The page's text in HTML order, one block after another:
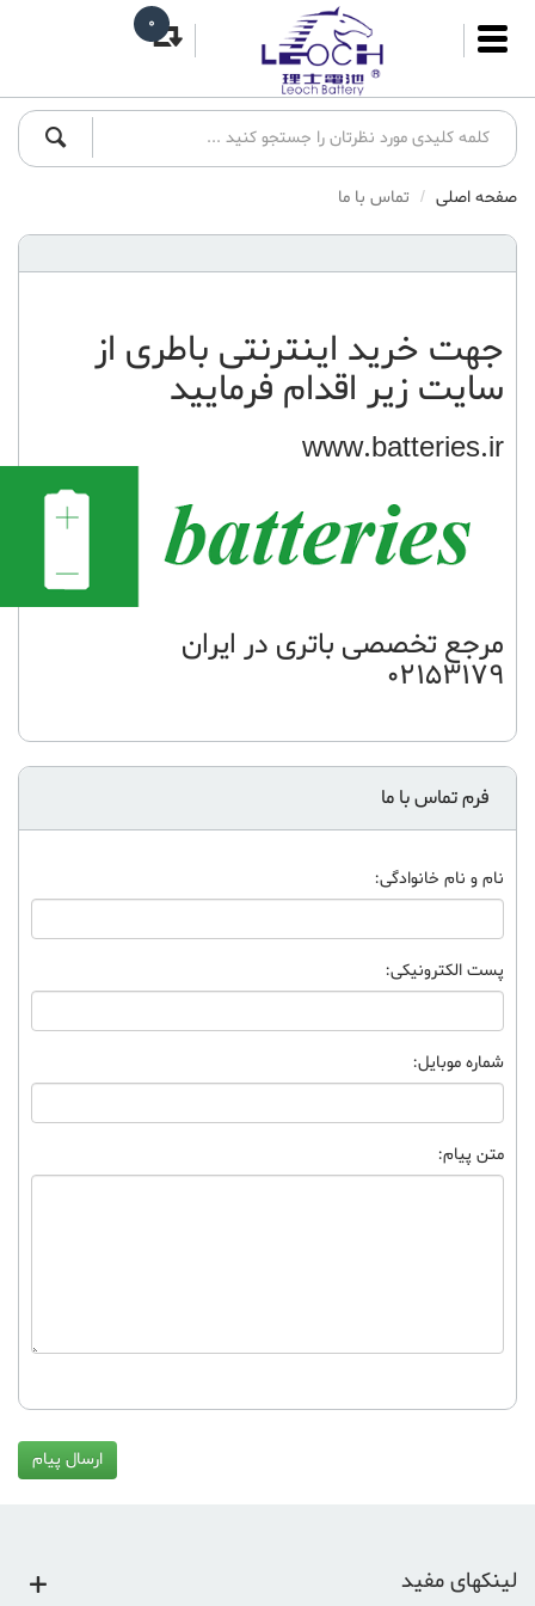
0
صفحه اصلی تماس با ما
جهت خرید اینترنتی باطریاز
سایت زیر اقدام فرمایید
www.batteries.ir
مرجع تخصصی باتری در ایران
02153179
فرم تماس با ما
نام و نام خانوادگی:
پست الکترونیکی:
شماره موبایل:
متن پیام:
ارسال پیام
لینکهای مفید